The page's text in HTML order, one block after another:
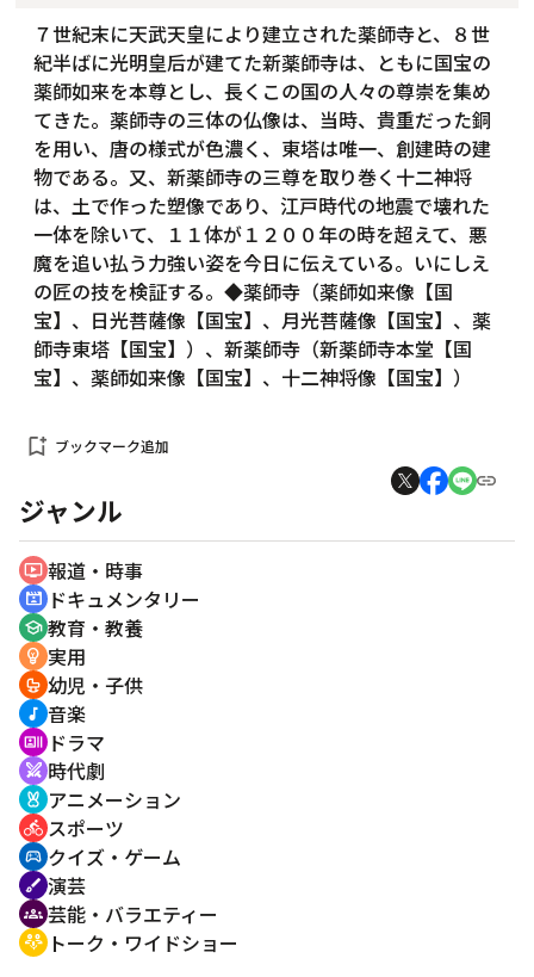
７世紀末に天武天皇により建立された薬師寺と、８世
紀半ばに光明皇后が建てた新薬師寺は、ともに国宝の
薬師如来を本尊とし、長くこの国の人々の尊崇を集め
てきた。薬師寺の三体の仏像は、当時、貴重だった銅
を用い、唐の様式が色濃く、東塔は唯一、創建時の建
物である。又、新薬師寺の三尊を取り巻く十二神将
は、土で作った塑像であり、江戸時代の地震で壊れた
一体を除いて、１１体が１２００年の時を超えて、悪
魔を追い払う力強い姿を今日に伝えている。いにしえ
の匠の技を検証する。◆薬師寺（薬師如来像【国
宝】、日光菩薩像【国宝】、月光菩薩像【国宝】、薬
師寺東塔【国宝】）、新薬師寺（新薬師寺本堂【国
宝】、薬師如来像【国宝】、十二神将像【国宝】）
bookmark_add ブックマーク追加
ジャンル
ondemand_video 報道・時事
cinematic_blur ドキュメンタリー
school 教育・教養
emoji_objects 実用
crib 幼児・子供
music_note 音楽
recent_actors ドラマ
swords 時代劇
cruelty_free アニメーション
directions_bike スポーツ
sports_esports クイズ・ゲーム
brush 演芸
groups 芸能・バラエティー
adaptive_audio_mic トーク・ワイドショー